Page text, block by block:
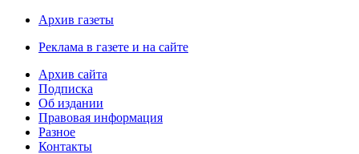
Архив газеты
Реклама в газете и на сайте
Архив сайта
Подписка
Об издании
Правовая информация
Разное
Контакты